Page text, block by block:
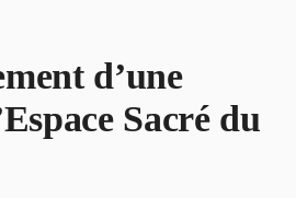
d’une
Sacré du